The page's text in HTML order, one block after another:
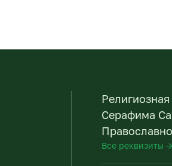
Серафима
Все реквизиты →